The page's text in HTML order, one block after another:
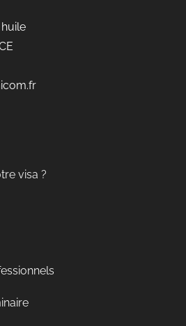
visa ?